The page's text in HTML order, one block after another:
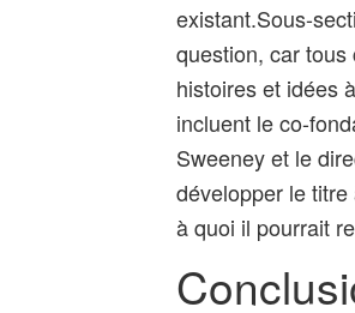
existant.Sous-
question, car
histoires et idées
incluent le co-
Sweeney et le
développer le titre
à quoi il pourrait